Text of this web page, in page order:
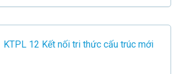
12 Kết nối tri thức cấu trúc mới